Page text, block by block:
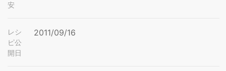
安
レシ
ピ公
開日
2011/09/16